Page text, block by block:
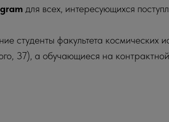
для всех, интересующихся
студенты факультета
37), а обучающиеся на